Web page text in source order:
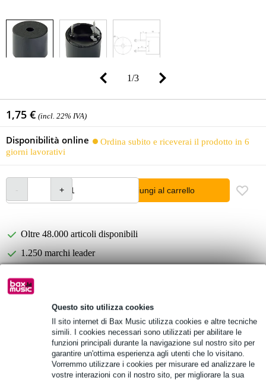
Questo sito utilizza cookies
Il sito internet di Bax Music utilizza cookies e altre tecniche
simili. I cookies necessari sono utilizzati per abilitare le
funzioni principali durante la navigazione sul nostro sito per
garantire un'ottima esperienza agli utenti che lo visitano.
Vorremmo utilizzare i cookies per misurare ed analizzare le
vostre interazioni con il nostro sito, per migliorare la sua
1/3
1,75 € (incl. 22% IVA)
Disponibilità online
Ordina subito e riceverai il prodotto in 6
giorni lavorativi
Aggiungi al carrello
Oltre 48.000 articoli disponibili
1.250 marchi leader
Informazioni sul prodotto
numero di unità: 1
tipo: cicalino magnetico / trasmettitore di segnale elettromagnetico
diametro: 12 mm
Specifiche complete